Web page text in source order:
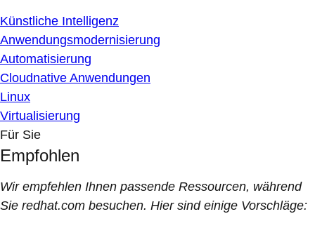
Künstliche Intelligenz
Anwendungsmodernisierung
Automatisierung
Cloudnative Anwendungen
Linux
Virtualisierung
Für Sie
Empfohlen
Wir empfehlen Ihnen passende Ressourcen, während
Sie redhat.com besuchen. Hier sind einige Vorschläge: